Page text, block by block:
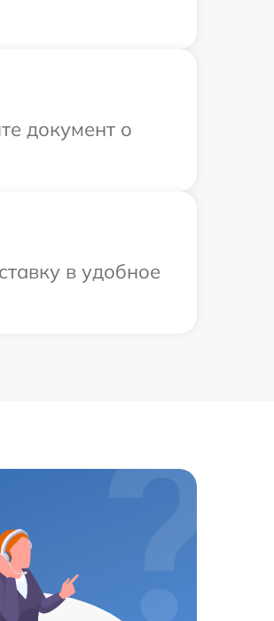
документ о
в удобное